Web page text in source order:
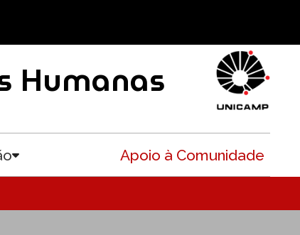
Humanas
Apoio à Comunidade